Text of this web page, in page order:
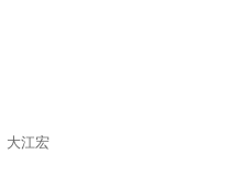
江宏